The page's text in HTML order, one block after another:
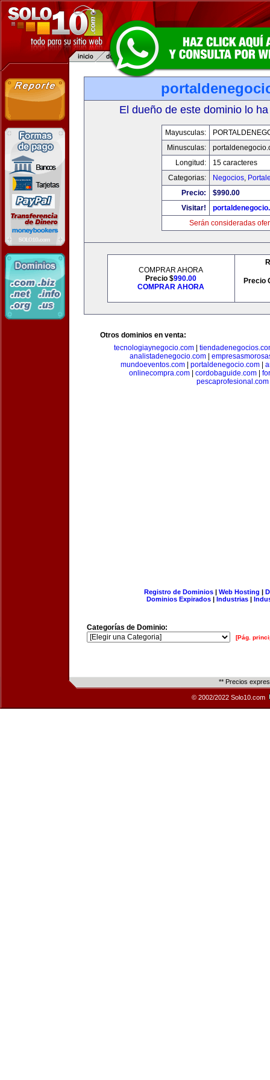
El dueño de este dominio lo
Mayusculas:
Minusculas:
Longitud:
15 caracteres
Categorias:
Negocios,
Precio:
$990.00
Visitar!
Serán consideradas
COMPRAR AHORA
Precio $990.00
COMPRAR AHORA
Precio
Otros dominios en venta:
tecnologiaynegocio.com
analistadenegocio.com
mundoeventos.com| portaldenegocio.com|
onlinecompra.com| cordobaguide.com|
pescaprofesional.com
Registro de Dominios| Web Hosting |
Dominios Expirados | Industrias |
Categorías de Dominio:
[Pág.
** Precios
© 2002/2022 Solo10.com